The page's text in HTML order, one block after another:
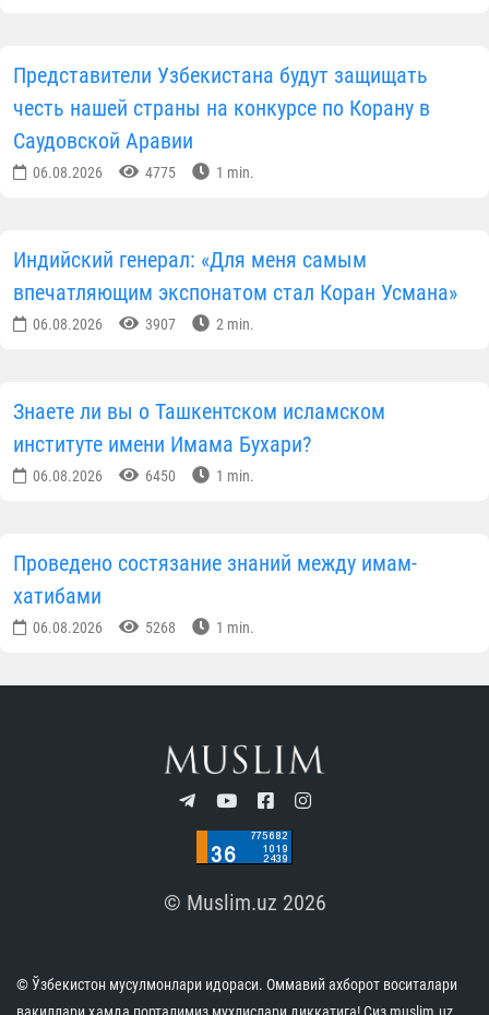
Представители Узбекистана будут защищать
честь нашей страны на конкурсе по Корану в
Саудовской Аравии
06.08.2026 4775 1 min.
Индийский генерал: «Для меня самым
впечатляющим экспонатом стал Коран Усмана»
06.08.2026 3907 2 min.
Знаете ли вы о Ташкентском исламском
институте имени Имама Бухари?
06.08.2026 6450 1 min.
Проведено состязание знаний между имам-
хатибами
06.08.2026 5268 1 min.
© Muslim.uz 2026
© Ўзбекистон мусулмонлари идораси. Оммавий ахборот воситалари
вакиллари ҳамда порталимиз мухлислари диққатига! Сиз muslim.uz